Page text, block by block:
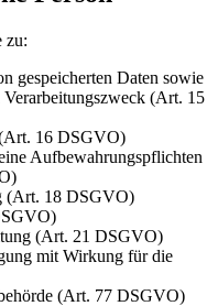
zu:
gespeicherten Daten sowie
(Art. 15
16 DSGVO)
Aufbewahrungspflichten
(Art. 18 DSGVO)
(Art. 21 DSGVO)
mit Wirkung für die
(Art. 77 DSGVO)